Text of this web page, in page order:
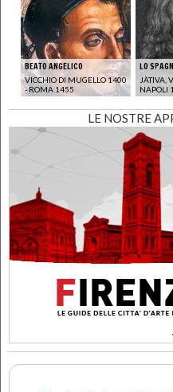
BEATO ANGELICO
VICCHIO DI MUGELLO 1400
- ROMA 1455
LO
JÀTIVA,
NAPOLI
LE NOSTRE